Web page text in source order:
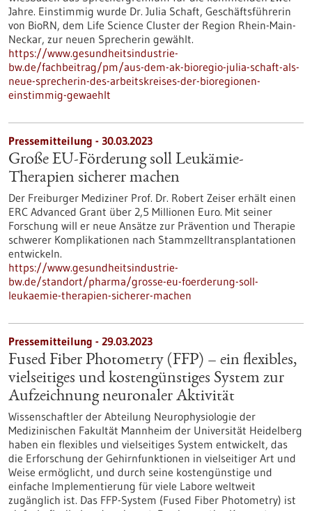
Jahre. Einstimmig wurde Dr. Julia Schaft, Geschäftsführerin
von BioRN, dem Life Science Cluster der Region Rhein-Main-
Neckar, zur neuen Sprecherin gewählt.
https://www.gesundheitsindustrie-
bw.de/fachbeitrag/pm/aus-dem-ak-bioregio-julia-schaft-als-
neue-sprecherin-des-arbeitskreises-der-bioregionen-
einstimmig-gewaehlt
Pressemitteilung - 30.03.2023
Große EU-Förderung soll Leukämie-
Therapien sicherer machen
Der Freiburger Mediziner Prof. Dr. Robert Zeiser erhält einen
ERC Advanced Grant über 2,5 Millionen Euro. Mit seiner
Forschung will er neue Ansätze zur Prävention und Therapie
schwerer Komplikationen nach Stammzelltransplantationen
entwickeln.
https://www.gesundheitsindustrie-
bw.de/standort/pharma/grosse-eu-foerderung-soll-
leukaemie-therapien-sicherer-machen
Pressemitteilung - 29.03.2023
Fused Fiber Photometry (FFP) – ein flexibles,
vielseitiges und kostengünstiges System zur
Aufzeichnung neuronaler Aktivität
Wissenschaftler der Abteilung Neurophysiologie der
Medizinischen Fakultät Mannheim der Universität Heidelberg
haben ein flexibles und vielseitiges System entwickelt, das
die Erforschung der Gehirnfunktionen in vielseitiger Art und
Weise ermöglicht, und durch seine kostengünstige und
einfache Implementierung für viele Labore weltweit
zugänglich ist. Das FFP-System (Fused Fiber Photometry) ist